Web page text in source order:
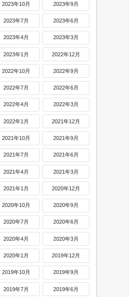
2023年10月 2023年9月
2023年7月 2023年6月
2023年4月 2023年3月
2023年1月 2022年12月
2022年10月 2022年9月
2022年7月 2022年6月
2022年4月 2022年3月
2022年1月 2021年12月
2021年10月 2021年9月
2021年7月 2021年6月
2021年4月 2021年3月
2021年1月 2020年12月
2020年10月 2020年9月
2020年7月 2020年6月
2020年4月 2020年3月
2020年1月 2019年12月
2019年10月 2019年9月
2019年7月 2019年6月